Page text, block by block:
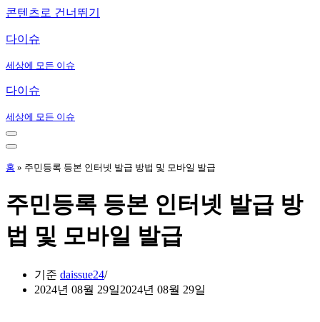
콘텐츠로 건너뛰기
다이슈
세상에 모든 이슈
다이슈
세상에 모든 이슈
내
비
게
메
뉴
내
비
션
메
뉴
홈 » 주민등록 등본 인터넷 발급 방법 및 모바일 발급
주민등록 등본 인터넷 발급 방
법 및 모바일 발급
기준 daissue24
2024년 08월 29일2024년 08월 29일